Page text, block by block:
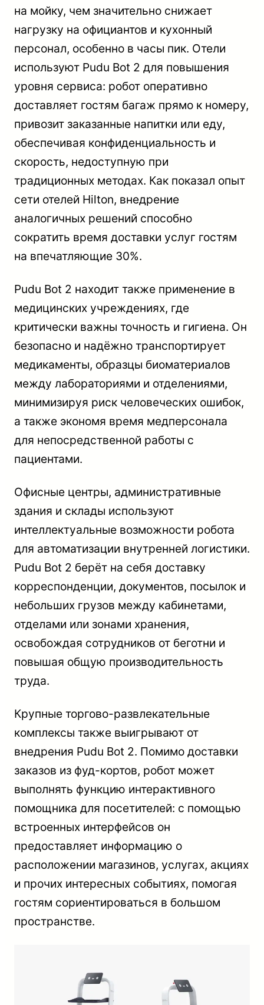
на мойку, чем значительно снижает
нагрузку на официантов и кухонный
персонал, особенно в часы пик. Отели
используют Pudu Bot 2 для повышения
уровня сервиса: робот оперативно
доставляет гостям багаж прямо к номеру,
привозит заказанные напитки или еду,
обеспечивая конфиденциальность и
скорость, недоступную при
традиционных методах. Как показал опыт
сети отелей Hilton, внедрение
аналогичных решений способно
сократить время доставки услуг гостям
на впечатляющие 30%.
Pudu Bot 2 находит также применение в
медицинских учреждениях, где
критически важны точность и гигиена. Он
безопасно и надёжно транспортирует
медикаменты, образцы биоматериалов
между лабораториями и отделениями,
минимизируя риск человеческих ошибок,
а также экономя время медперсонала
для непосредственной работы с
пациентами.
Офисные центры, административные
здания и склады используют
интеллектуальные возможности робота
для автоматизации внутренней логистики.
Pudu Bot 2 берёт на себя доставку
корреспонденции, документов, посылок и
небольших грузов между кабинетами,
отделами или зонами хранения,
освобождая сотрудников от беготни и
повышая общую производительность
труда.
Крупные торгово-развлекательные
комплексы также выигрывают от
внедрения Pudu Bot 2. Помимо доставки
заказов из фуд-кортов, робот может
выполнять функцию интерактивного
помощника для посетителей: с помощью
встроенных интерфейсов он
предоставляет информацию о
расположении магазинов, услугах, акциях
и прочих интересных событиях, помогая
гостям сориентироваться в большом
пространстве.